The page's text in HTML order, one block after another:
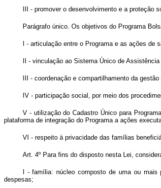
III - promover o desenvolvimento e a
Parágrafo único. Os objetivos do Programa
I - articulação entre o Programa e as ações
II - vinculação ao Sistema Único de
III - coordenação e compartilhamento da
IV - participação social, por meio dos
V - utilização do Cadastro Único para
plataforma de integração do Programa a ações
VI - respeito à privacidade das famílias
Art. 4º Para fins do disposto nesta Lei,
I - família: núcleo composto de uma ou
despesas;